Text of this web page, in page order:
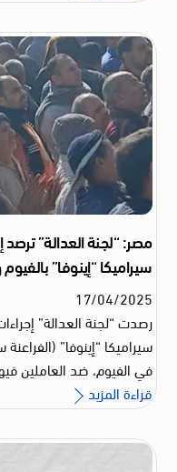
مصر: “لجنة العدالة”
سيراميكا “إينوفا”
17/04/2025
رصدت “لجنة العدالة”
سيراميكا “إينوفا”
في الفيوم، ضد العاملين
قراءة المزيد